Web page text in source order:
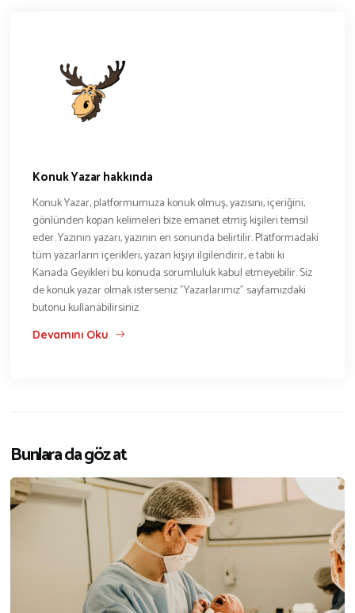
Konuk Yazar hakkında
Konuk Yazar, platformumuza konuk olmuş, yazısını, içeriğini,
gönlünden kopan kelimeleri bize emanet etmiş kişileri temsil
eder. Yazının yazarı, yazının en sonunda belirtilir. Platformadaki
tüm yazarların içerikleri, yazan kişiyi ilgilendirir, e tabii ki
Kanada Geyikleri bu konuda sorumluluk kabul etmeyebilir. Siz
de konuk yazar olmak isterseniz "Yazarlarımız" sayfamızdaki
butonu kullanabilirsiniz.
Devamını Oku
Bunlara da göz at